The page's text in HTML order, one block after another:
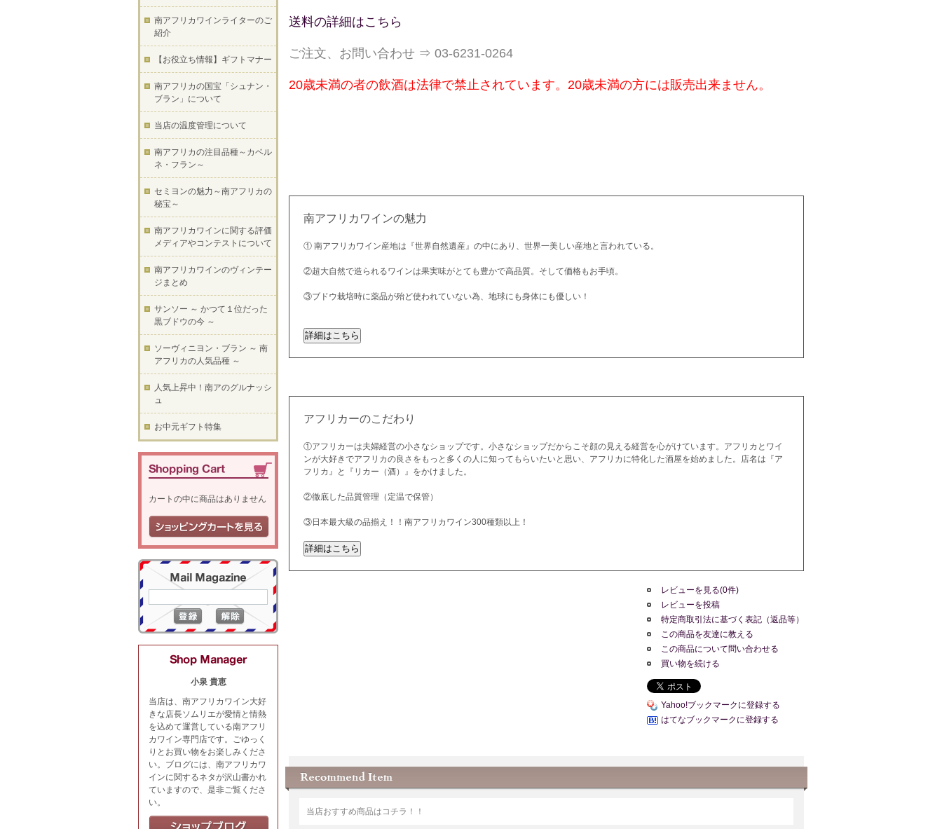
送料の詳細はこちら
ご注文、お問い合わせ ⇒ 03-6231-0264
20歳未満の者の飲酒は法律で禁止されています。20歳未満の方には販売出来ません。
南アフリカワインの魅力
① 南アフリカワイン産地は『世界自然遺産』の中にあり、世界一美しい産地と言われている。
②超大自然で造られるワインは果実味がとても豊かで高品質。そして価格もお手頃。
③ブドウ栽培時に薬品が殆ど使われていない為、地球にも身体にも優しい！
アフリカーのこだわり
①アフリカーは夫婦経営の小さなショップです。小さなショップだからこそ顔の見える経営を心がけています。アフリカとワイ
ンが大好きでアフリカの良さをもっと多くの人に知ってもらいたいと思い、アフリカに特化した酒屋を始めました。店名は『ア
フリカ』と『リカー（酒）』をかけました。
②徹底した品質管理（定温で保管）
③日本最大級の品揃え！！南アフリカワイン300種類以上！
レビューを見る(0件)
レビューを投稿
特定商取引法に基づく表記（返品等）
この商品を友達に教える
この商品について問い合わせる
買い物を続ける
Yahoo!ブックマークに登録する
はてなブックマークに登録する
当店おすすめ商品はコチラ！！
南アフリカワインライターのご
紹介
【お役立ち情報】ギフトマナー
南アフリカの国宝「シュナン・
ブラン」について
当店の温度管理について
南アフリカの注目品種～カベル
ネ・フラン～
セミヨンの魅力～南アフリカの
秘宝～
南アフリカワインに関する評価
メディアやコンテストについて
南アフリカワインのヴィンテー
ジまとめ
サンソー ～ かつて１位だった
黒ブドウの今 ～
ソーヴィニヨン・ブラン ～ 南
アフリカの人気品種 ～
人気上昇中！南アのグルナッシ
ュ
お中元ギフト特集
カートの中に商品はありません
小泉 貴恵
当店は、南アフリカワイン大好
きな店長ソムリエが愛情と情熱
を込めて運営している南アフリ
カワイン専門店です。ごゆっく
りとお買い物をお楽しみくださ
い。ブログには、南アフリカワ
インに関するネタが沢山書かれ
ていますので、是非ご覧くださ
い。